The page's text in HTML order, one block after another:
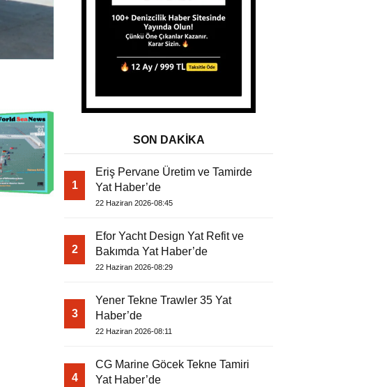
SON DAKİKA
1
Eriş Pervane Üretim ve Tamirde
Yat Haber’de
22 Haziran 2026-08:45
2
Efor Yacht Design Yat Refit ve
Bakımda Yat Haber’de
22 Haziran 2026-08:29
3
Yener Tekne Trawler 35 Yat
Haber’de
22 Haziran 2026-08:11
4
CG Marine Göcek Tekne Tamiri
Yat Haber’de